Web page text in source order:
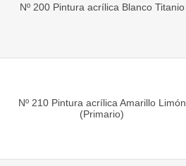
Nº 200 Pintura acrílica Blanco Titanio
Nº 210 Pintura acrílica Amarillo Limón
(Primario)